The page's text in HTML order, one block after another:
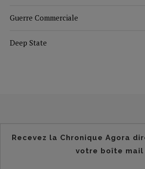
Guerre Commerciale
Deep State
Recevez la Chronique Agora
votre boîte mail